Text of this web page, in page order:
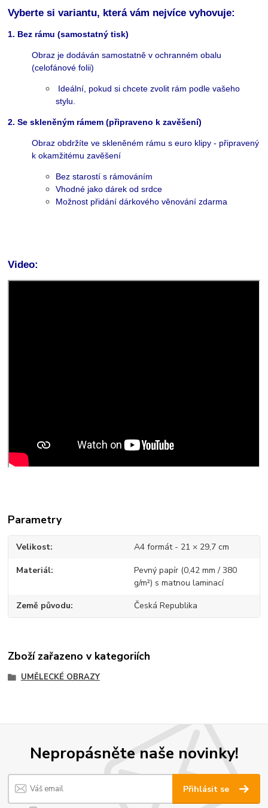
Vyberte si variantu, která vám nejvíce vyhovuje:
1. Bez rámu (samostatný tisk)
Obraz je dodáván samostatně v ochranném obalu
(celofánové folii)
Ideální, pokud si chcete zvolit rám podle vašeho
stylu.
2. Se skleněným rámem (připraveno k zavěšení)
Obraz obdržíte ve skleněném rámu s euro klipy - připravený
k okamžitému zavěšení
Bez starostí s rámováním
Vhodné jako dárek od srdce
Možnost přidání dárkového věnování zdarma
Video:
Parametry
Velikost A4 formát - 21 × 29,7 cm
Materiál
Pevný papír (0,42 mm / 380
g/m²) s matnou laminací
Země původu Česká Republika
Zboží zařazeno v kategoriích
UMĚLECKÉ OBRAZY
Nepropásněte naše novinky!
Přihlásit se